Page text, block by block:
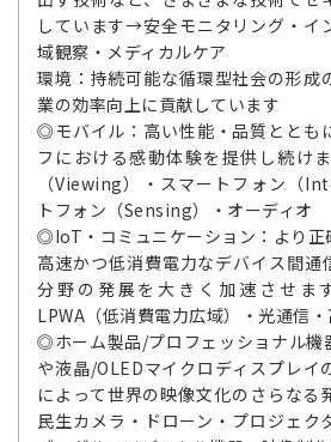
しています→安全モニタリング・イ
域観察・メディカルケア
環境：持続可能な循環型社会の形成
業の効率向上に貢献しています
◎モバイル：高い性能・品質ととも
フにおける感動体験を提供し続け
（Viewing）・スマートフォン（
トフォン（Sensing）・オーディオ
◎IoT・コミュニケーション：より正
高速かつ低消費電力なデバイス間通
分野の発展を大きく加速させま
LPWA（低消費電力広域）・光通信
◎ホーム製品/プロフェッショナル機
や液晶/OLEDマイクロディスプレイ
によって世界の映像文化のさらな
民生カメラ・ドローン・プロジェク